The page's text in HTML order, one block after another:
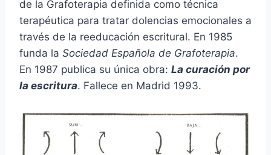
de la Grafoterapia definida como técnica
terapéutica para tratar dolencias emocionales a
través de la reeducación escritural. En 1985
funda la Sociedad Española de Grafoterapia.
En 1987 publica su única obra: La curación por
la escritura. Fallece en Madrid 1993.